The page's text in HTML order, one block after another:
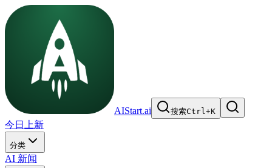
AIStart.ai 搜索Ctrl+K
今日上新
分类
AI 新闻